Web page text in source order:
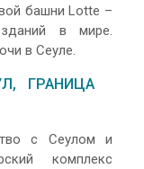
башни Lotte –
в мире.
в Сеуле.
ГРАНИЦА
с Сеулом и
комплекс